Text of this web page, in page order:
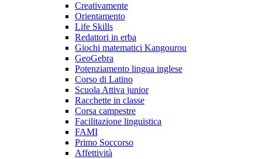
Creativamente
Orientamento
Life Skills
Redattori in erba
Giochi matematici Kangourou
GeoGebra
Potenziamento lingua inglese
Corso di Latino
Scuola Attiva junior
Racchette in classe
Corsa campestre
Facilitazione linguistica
FAMI
Primo Soccorso
Affettività